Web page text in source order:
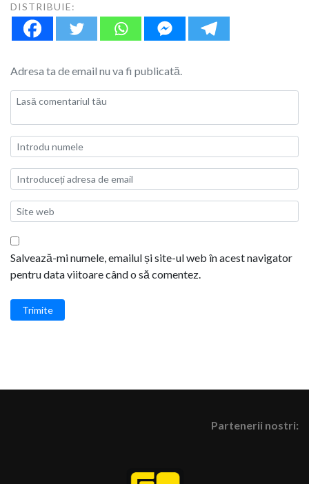
DISTRIBUIE:
Adresa ta de email nu va fi publicată.
Salvează-mi numele, emailul și site-ul web în acest navigator
pentru data viitoare când o să comentez.
Trimite
Partenerii nostri: